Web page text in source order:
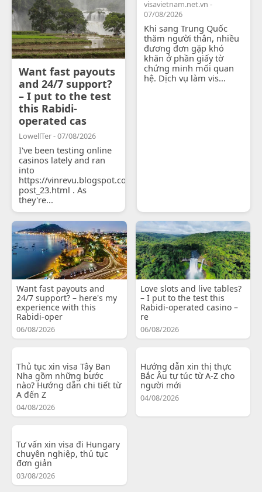
Want fast payouts
and 24/7 support?
– I put to the test
this Rabidi-
operated cas
LowellTer - 07/08/2026
I've been testing online
casinos lately and ran
into
https://vinrevu.blogspot.com/2026/06/blog-
post_23.html . As
they're...
visavietnam.net.vn -
07/08/2026
Khi sang Trung Quốc
thăm người thân, nhiều
đương đơn gặp khó
khăn ở phần giấy tờ
chứng minh mối quan
hệ. Dịch vụ làm vis...
Want fast payouts and
24/7 support? – here's my
experience with this
Rabidi-oper
06/08/2026
Love slots and live tables?
– I put to the test this
Rabidi-operated casino –
re
06/08/2026
Thủ tục xin visa Tây Ban
Nha gồm những bước
nào? Hướng dẫn chi tiết từ
A đến Z
04/08/2026
Hướng dẫn xin thị thực
Bắc Âu tự túc từ A-Z cho
người mới
04/08/2026
Tư vấn xin visa đi Hungary
chuyên nghiệp, thủ tục
đơn giản
03/08/2026